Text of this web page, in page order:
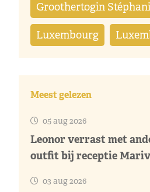
Groothertogin
Luxembourg
Meest gelezen
05 aug 2026
Leonor verrast met
outfit bij receptie
03 aug 2026